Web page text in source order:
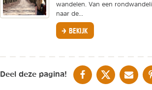
wandelen. Van een
naar de...
BEKIJK
Deel deze pagina! DELEN OP FACEBOOK
DELEN OP XDELEN